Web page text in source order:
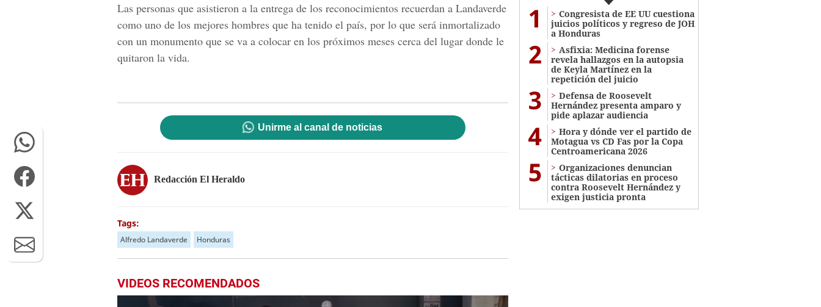
Las personas que asistieron a la entrega de los reconocimientos recuerdan a Landaverde
como uno de los mejores hombres que ha tenido el país, por lo que será inmortalizado
con un monumento que se va a colocar en los próximos meses cerca del lugar donde le
quitaron la vida.
Unirme al canal de noticias
Redacción El Heraldo
Tags:
Alfredo Landaverde Honduras
VIDEOS RECOMENDADOS
1
Congresista de EE UU cuestiona
juicios políticos y regreso de JOH
a Honduras
2
Asfixia: Medicina forense
revela hallazgos en la autopsia
de Keyla Martínez en la
repetición del juicio
3
Defensa de Roosevelt
Hernández presenta amparo y
pide aplazar audiencia
4
Hora y dónde ver el partido de
Motagua vs CD Fas por la Copa
Centroamericana 2026
5
Organizaciones denuncian
tácticas dilatorias en proceso
contra Roosevelt Hernández y
exigen justicia pronta